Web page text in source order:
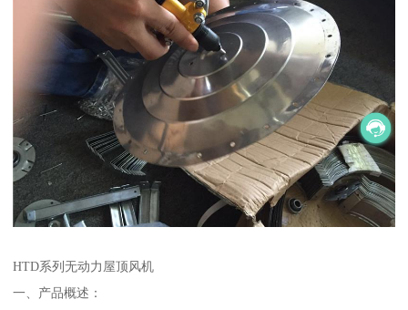
HTD系列无动力屋顶风机
一、产品概述：